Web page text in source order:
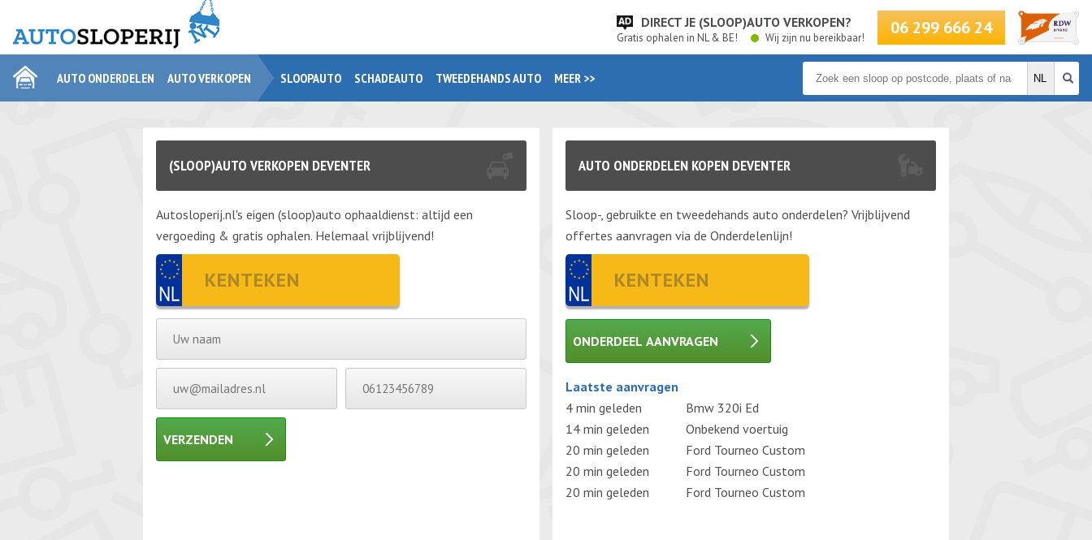
DIRECT JE (SLOOP)AUTO VERKOPEN?
Gratis ophalen in NL & BE! Wij zijn nu bereikbaar! 06 299 666 24
AUTO ONDERDELEN AUTO VERKOPEN SLOOPAUTO SCHADEAUTO TWEEDEHANDS AUTO MEER >>
(SLOOP)AUTO VERKOPEN DEVENTER
Autosloperij.nl's eigen (sloop)auto ophaaldienst: altijd een
vergoeding & gratis ophalen. Helemaal vrijblijvend!
VERZENDEN
AUTO ONDERDELEN KOPEN DEVENTER
Sloop-, gebruikte en tweedehands auto onderdelen? Vrijblijvend
offertes aanvragen via de Onderdelenlijn!
ONDERDEEL AANVRAGEN
Gelieve dit veld leeg te laten.
Laatste aanvragen
4 min geleden
Bmw 320i Ed
14 min geleden
Onbekend voertuig
20 min geleden
Ford Tourneo Custom
20 min geleden
Ford Tourneo Custom
20 min geleden
Ford Tourneo Custom